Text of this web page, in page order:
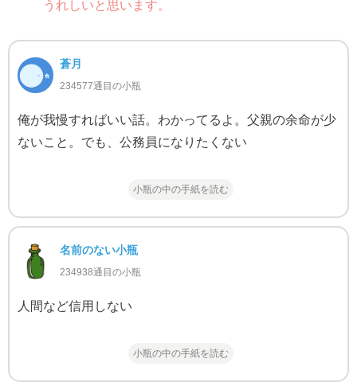
うれしいと思います。
蒼月
234577通目の小瓶
俺が我慢すればいい話。わかってるよ。父親の余命が少
ないこと。でも、公務員になりたくない
小瓶の中の手紙を読む
名前のない小瓶
234938通目の小瓶
人間など信用しない
小瓶の中の手紙を読む